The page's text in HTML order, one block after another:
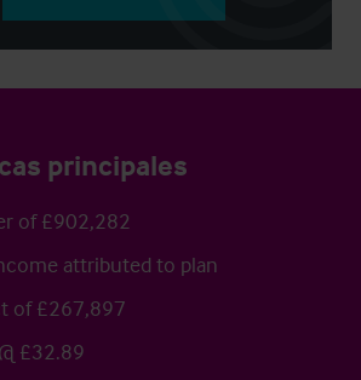
principales
of £902,282
attributed to plan
of £267,897
£32.89